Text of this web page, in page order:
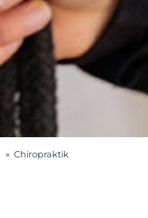
» Chiropraktik